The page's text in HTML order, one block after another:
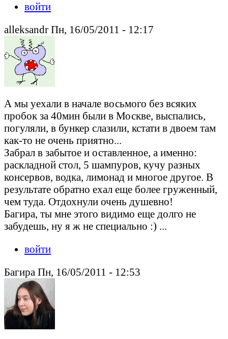
войти
alleksandr Пн, 16/05/2011 - 12:17
А мы уехали в начале восьмого без всяких
пробок за 40мин были в Москве, выспались,
погуляли, в бункер слазили, кстати в двоем там
как-то не очень приятно...
Забрал в забытое и оставленное, а именно:
раскладной стол, 5 шампуров, кучу разных
консервов, водка, лимонад и многое другое. В
результате обратно ехал еще более груженный,
чем туда. Отдохнули очень душевно!
Багира, ты мне этого видимо еще долго не
забудешь, ну я ж не специально :) ...
войти
Багира Пн, 16/05/2011 - 12:53